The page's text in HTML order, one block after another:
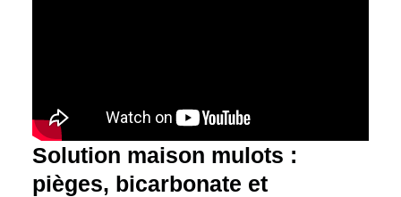
Solution maison mulots :
pièges, bicarbonate et